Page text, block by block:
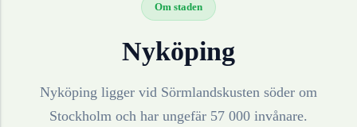
Om staden
Nyköping
Nyköping ligger vid Sörmlandskusten söder om
Stockholm och har ungefär 57 000 invånare.